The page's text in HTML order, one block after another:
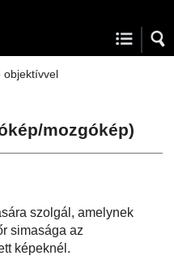
objektívvel
mozgókép)
szolgál, amelynek
simasága az
képeknél.